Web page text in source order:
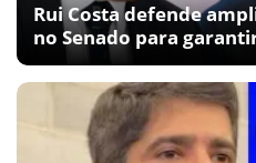
Rui Costa defende
no Senado para